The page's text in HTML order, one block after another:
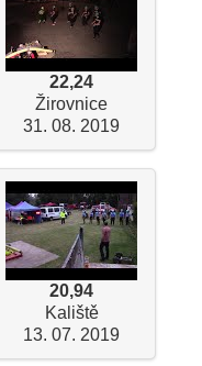
22,24
Žirovnice
31. 08. 2019
20,94
Kaliště
13. 07. 2019